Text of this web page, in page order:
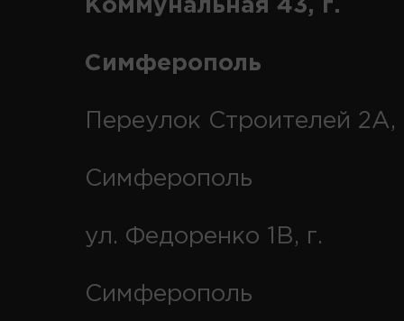
Коммунальная 43, г.
Симферополь
Переулок Строителей 2А,
Симферополь
ул. Федоренко 1В, г.
Симферополь